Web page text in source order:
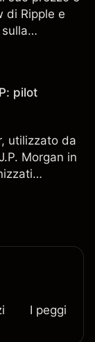
di Ripple e
passati non
pilot
utilizzato da
Morgan in
I peggiori